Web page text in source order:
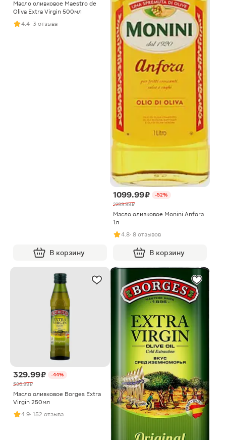
Масло оливковое Maestro de
Oliva Extra Virgin 500мл
4.4· 3 отзыва
В корзину
1099.99 ₽
-52%
2299.99 ₽
Масло оливковое Monini Anfora
1л
4.8· 8 отзывов
В корзину
329.99 ₽
-44%
596.99 ₽
Масло оливковое Borges Extra
Virgin 250мл
4.9· 152 отзыва